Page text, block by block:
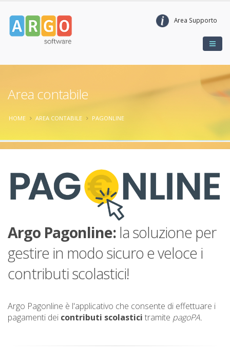
Area Supporto
Area contabile
HOME AREA CONTABILE PAGONLINE
Argo Pagonline: la soluzione per
gestire in modo sicuro e veloce i
contributi scolastici!
Argo Pagonline è l'applicativo che consente di effettuare i
pagamenti dei contributi scolastici tramite pagoPA.